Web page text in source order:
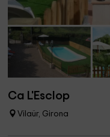
Ca L'Esclop
Vilaür, Girona